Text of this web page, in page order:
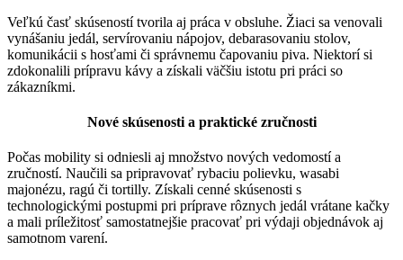
Veľkú časť skúseností tvorila aj práca v obsluhe. Žiaci sa venovali
vynášaniu jedál, servírovaniu nápojov, debarasovaniu stolov,
komunikácii s hosťami či správnemu čapovaniu piva. Niektorí si
zdokonalili prípravu kávy a získali väčšiu istotu pri práci so
zákazníkmi.
Nové skúsenosti a praktické zručnosti
Počas mobility si odniesli aj množstvo nových vedomostí a
zručností. Naučili sa pripravovať rybaciu polievku, wasabi
majonézu, ragú či tortilly. Získali cenné skúsenosti s
technologickými postupmi pri príprave rôznych jedál vrátane kačky
a mali príležitosť samostatnejšie pracovať pri výdaji objednávok aj
samotnom varení.